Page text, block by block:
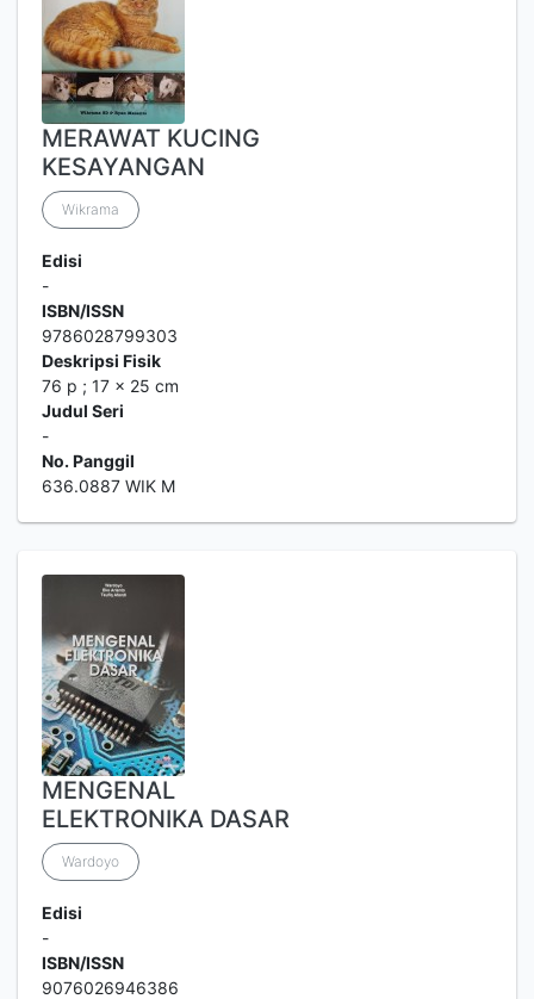
MERAWAT KUCING
KESAYANGAN
Wikrama
Edisi
-
ISBN/ISSN
9786028799303
Deskripsi Fisik
76 p ; 17 x 25 cm
Judul Seri
-
No. Panggil
636.0887 WIK M
MENGENAL
ELEKTRONIKA DASAR
Wardoyo
Edisi
-
ISBN/ISSN
9076026946386